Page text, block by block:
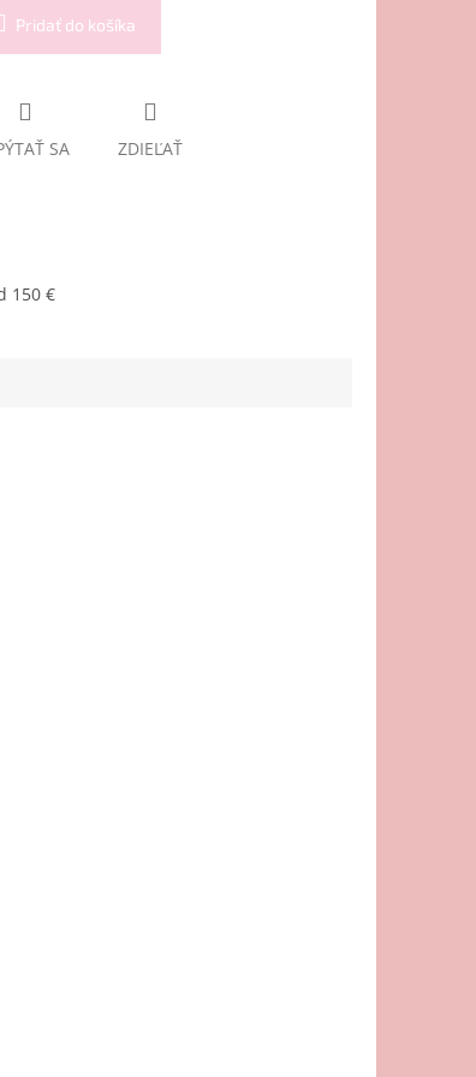
Pridať do košíka
SA ZDIEĽAŤ
150 €